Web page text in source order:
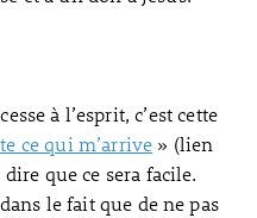
à l’esprit, c’est cette
ce qui m’arrive » (lien
que ce sera facile.
le fait que de ne pas